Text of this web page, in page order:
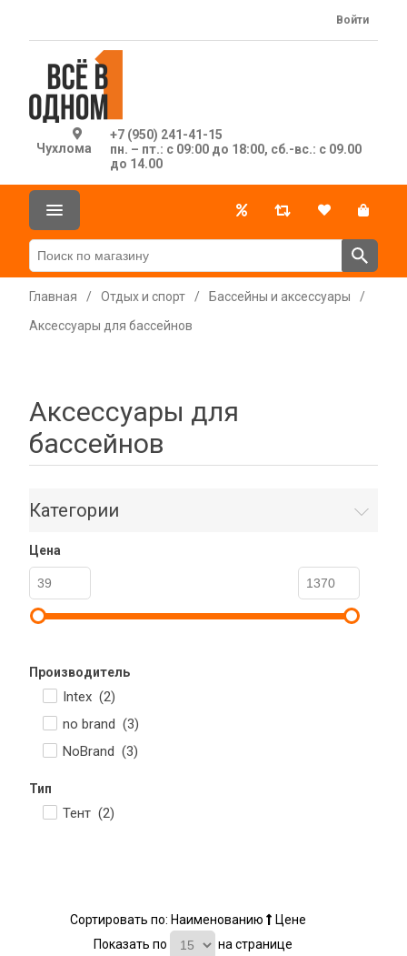
Чухлома
+7 (950) 241-41-15
пн. – пт.: с 09:00 до 18:00, сб.-вс.: с 09.00
до 14.00
Войти
Главная / Отдых и спорт / Бассейны и аксессуары
/
Аксессуары для бассейнов
Аксессуары для
бассейнов
Категории
Цена
Производитель
Intex (2)
no brand (3)
NoBrand (3)
Тип
Тент (2)
Сортировать по: Наименованию
Цене
Показать по
на странице